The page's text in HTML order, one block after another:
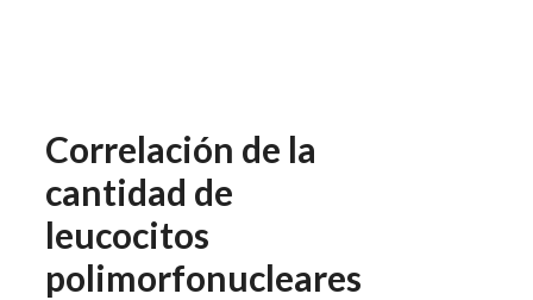
Correlación de la
cantidad de
leucocitos
polimorfonucleares